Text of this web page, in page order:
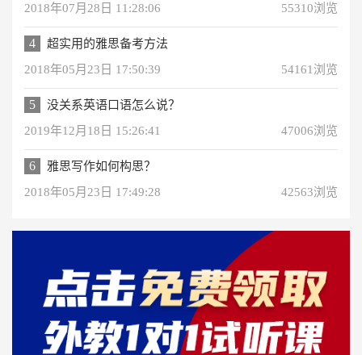
2018年07月28日 11:28:06
55310浏览
4
超实用的雅思备考方法
2018年05月23日 17:50:39
54161浏览
5
没关系英语口语怎么说？
2019年12月18日 15:26:41
47006浏览
6
雅思写作如何构思？
2018年05月23日 17:49:28
42563浏览